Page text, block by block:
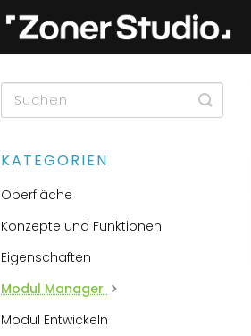
Toggle
Search
KATEGORIEN
Oberfläche
Konzepte und Funktionen
Eigenschaften
Modul Manager
Modul Entwickeln